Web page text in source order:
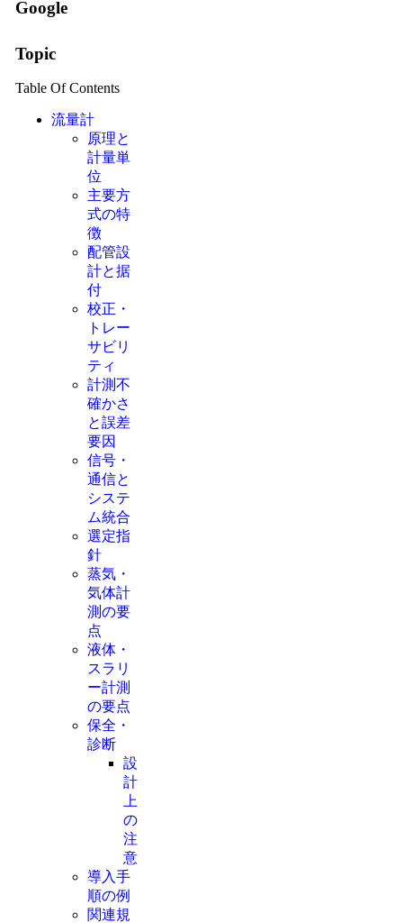
Google
Topic
Table Of Contents
流量計
原理と
計量単
位
主要方
式の特
徴
配管設
計と据
付
校正・
トレー
サビリ
ティ
計測不
確かさ
と誤差
要因
信号・
通信と
システ
ム統合
選定指
針
蒸気・
気体計
測の要
点
液体・
スラリ
ー計測
の要点
保全・
診断
設
計
上
の
注
意
導入手
順の例
関連規